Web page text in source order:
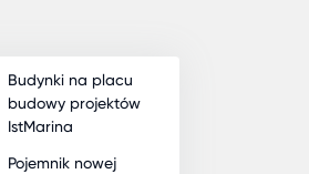
Budynki na placu
budowy projektów
IstMarina
Pojemnik nowej